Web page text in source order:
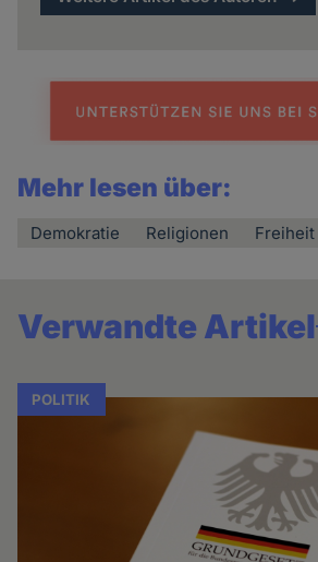
Mehr lesen über:
Demokratie Religionen Freiheit
Verwandte Artikel
POLITIK